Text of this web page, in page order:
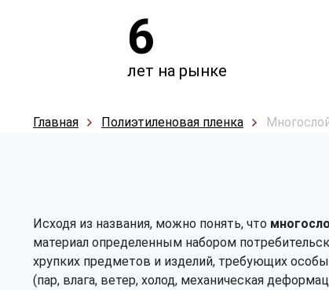
6
лет на рынке
Главная Полиэтиленовая пленка
Исходя из названия, можно понять, что
материал определенным набором
хрупких предметов и изделий, требующих
(пар, влага, ветер, холод, механическая